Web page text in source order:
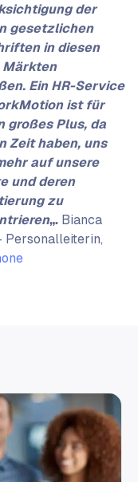
der
gesetzlichen
in diesen
Märkten
Ein HR-Service
ist für
großes Plus, da
Zeit haben, uns
auf unsere
und deren
zu
„. Bianca
Personalleiterin,